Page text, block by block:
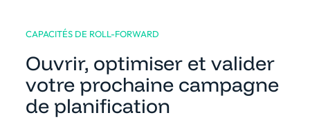
CAPACITÉS DE ROLL-FORWARD
Ouvrir, optimiser et valider
votre prochaine campagne
de planification